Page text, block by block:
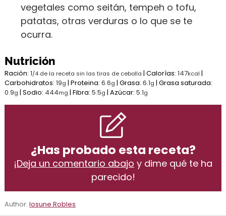
vegetales como seitán, tempeh o tofu,
patatas, otras verduras o lo que se te
ocurra.
Nutrición
Ración:1/4 de la receta sin las tiras de cebolla |Calorías:147kcal |
Carbohidratos:19g |Proteina:6.6g |Grasa:6.1g |Grasa saturada:
0.9g |Sodio: 444mg |Fibra:5.5g |Azúcar:5.1g
¿Has probado esta receta?
¡Deja un comentario abajo y dime qué te ha
parecido!
Author:Iosune Robles